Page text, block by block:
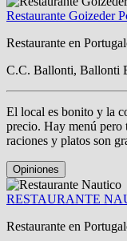
Restaurante Goizeder
Restaurante en
C.C. Ballonti, Ballonti
El local es bonito y la
precio. Hay menú pero
raciones y platos son
Opiniones
RESTAURANTE
Restaurante en